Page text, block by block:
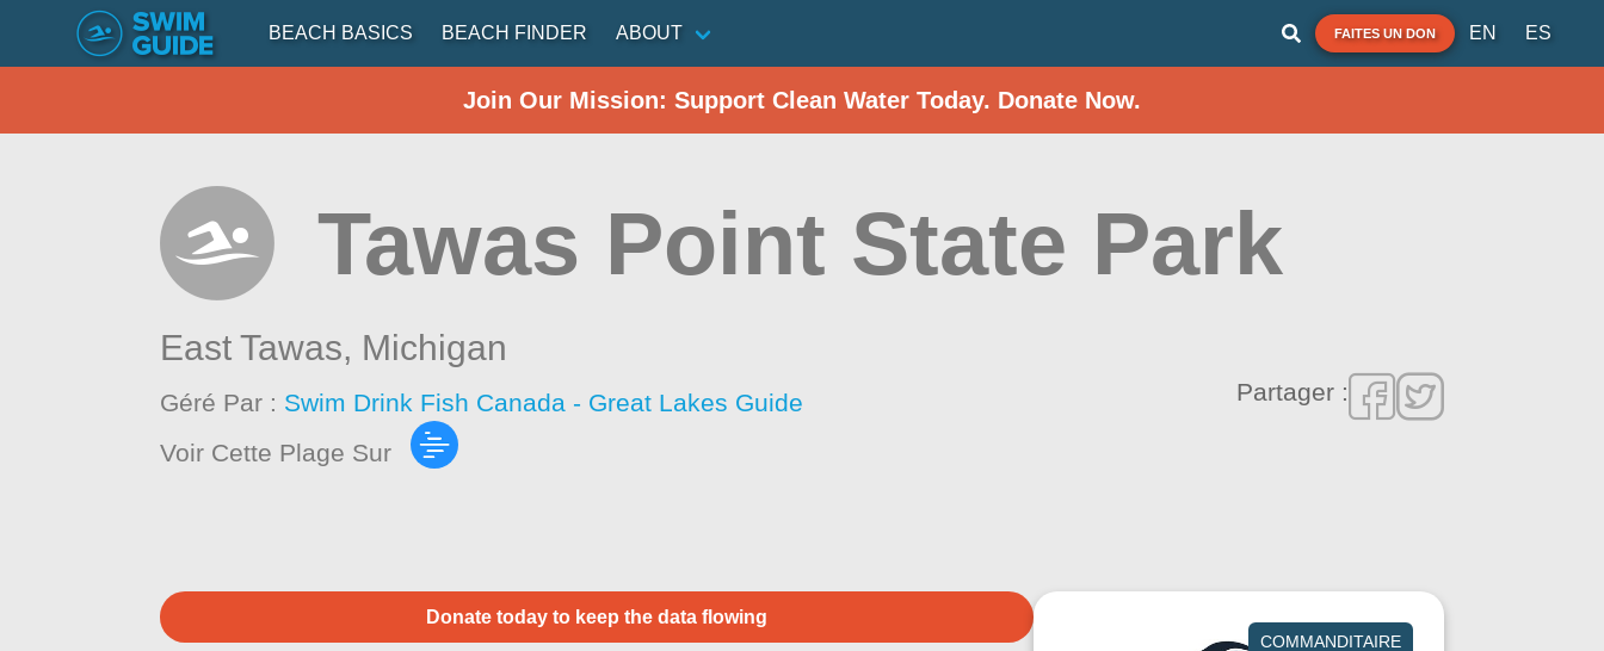
BEACH BASICS BEACH FINDER ABOUT FAITES UN DON EN ES
Join Our Mission: Support Clean Water Today. Donate Now.
Tawas Point State Park
East Tawas, Michigan
Géré Par : Swim Drink Fish Canada - Great Lakes Guide
Voir Cette Plage Sur
Partager :
Donate today to keep the data flowing
COMMANDITAIRE